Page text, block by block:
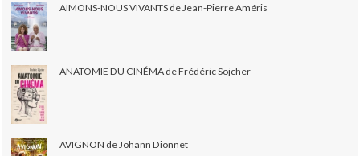
AIMONS-NOUS VIVANTS de Jean-Pierre Améris
ANATOMIE DU CINÉMA de Frédéric Sojcher
AVIGNON de Johann Dionnet